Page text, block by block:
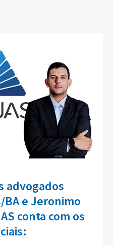
advogados
BA e Jeronimo
conta com os